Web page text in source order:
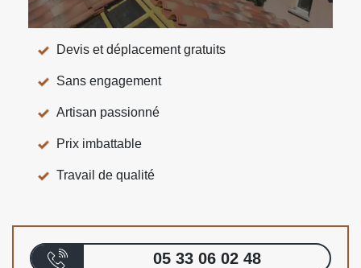
Devis et déplacement gratuits
Sans engagement
Artisan passionné
Prix imbattable
Travail de qualité
05 33 06 02 48